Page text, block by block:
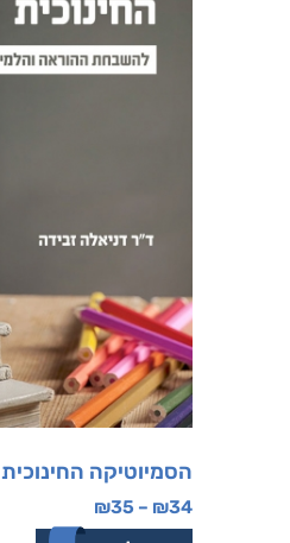
הסמיוטיקה החינוכית
₪34
–
₪35